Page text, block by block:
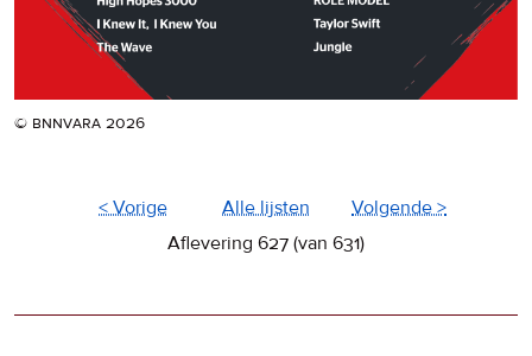
© bnnvara 2026
< Vorige Alle lijsten
Volgende >
Aflevering 627 (van 631)